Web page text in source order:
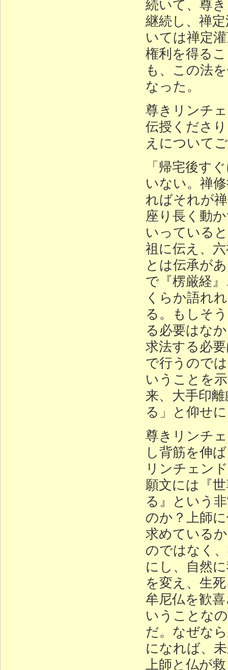
続いて、尊
継続し、禅
いては禅定
権利を得る
も、この法
なった。
尊きリンチ
伝授くださ
えについて
「帰宅後す
いない。禅
ればそれが
座り長く動
いっている
祖に伝え、
とは伝承が
で『楞厳経
くらか語れ
る。もしそ
る必要はな
求法する必
で行うので
いうことを
来、大手印
る」と仰せ
尊きリンチ
し背筋を伸
リンチェン
願文には『
る』という
のか？上師
求めている
のではなく
にし、自然
を変え、生
牟尼仏を歓
いうことな
だ。なぜな
になれば、
上師と仏が